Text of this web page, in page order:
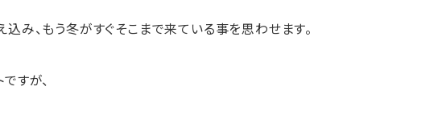
み、もう冬がすぐそこまで来ている事を思わせます。
すが、